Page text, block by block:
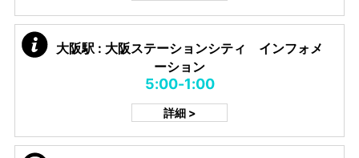
大阪駅 : 大阪ステーションシティ インフォメ
ーション
5:00-1:00
詳細 >